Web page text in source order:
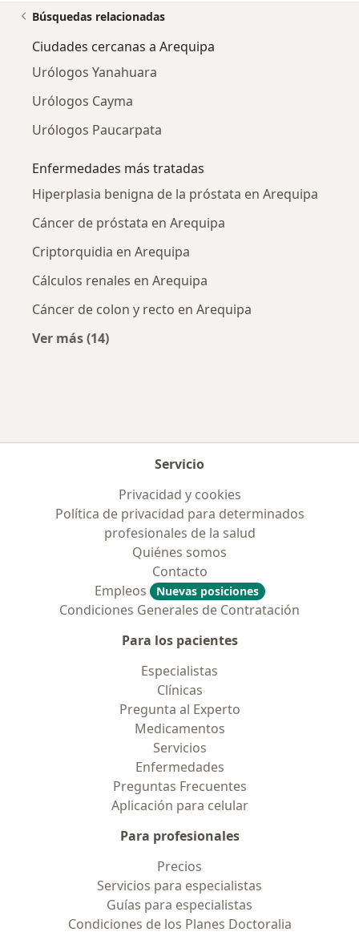
Búsquedas relacionadas
Ciudades cercanas a Arequipa
Urólogos Yanahuara
Urólogos Cayma
Urólogos Paucarpata
Enfermedades más tratadas
Hiperplasia benigna de la próstata en Arequipa
Cáncer de próstata en Arequipa
Criptorquidia en Arequipa
Cálculos renales en Arequipa
Cáncer de colon y recto en Arequipa
Ver más (14)
Servicio
Privacidad y cookies
Política de privacidad para determinados
profesionales de la salud
Quiénes somos
Contacto
Empleos
Nuevas posiciones
Condiciones Generales de Contratación
Para los pacientes
Especialistas
Clínicas
Pregunta al Experto
Medicamentos
Servicios
Enfermedades
Preguntas Frecuentes
Aplicación para celular
Para profesionales
Precios
Servicios para especialistas
Guías para especialistas
Condiciones de los Planes Doctoralia